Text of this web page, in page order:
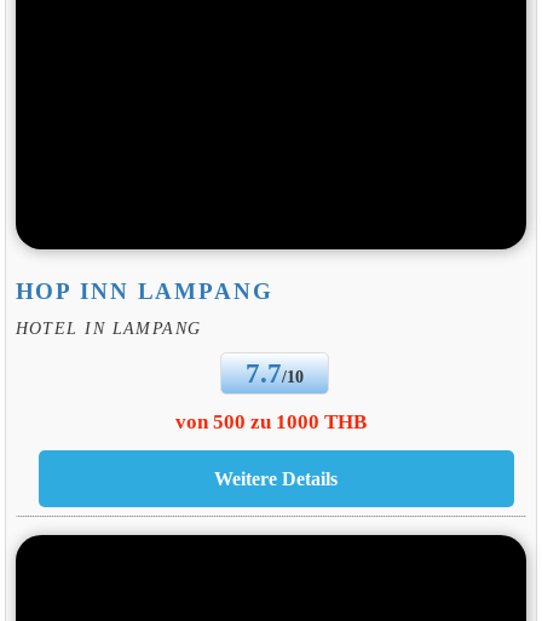
HOP INN LAMPANG
HOTEL IN LAMPANG
7.7/10
von 500 zu 1000 THB